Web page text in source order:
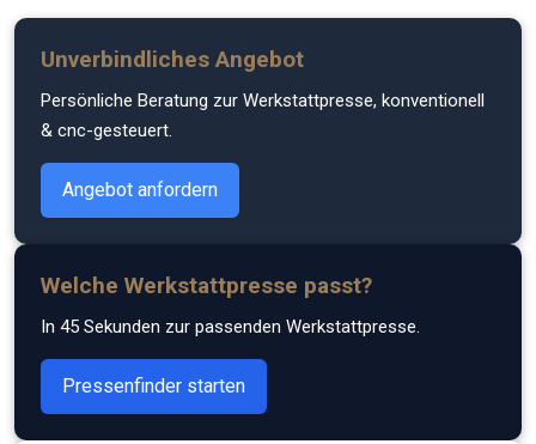
Unverbindliches Angebot
Persönliche Beratung zur Werkstattpresse, konventionell
& cnc-gesteuert.
Angebot anfordern
Welche Werkstattpresse passt?
In 45 Sekunden zur passenden Werkstattpresse.
Pressenfinder starten
Hauptinhalt
springen